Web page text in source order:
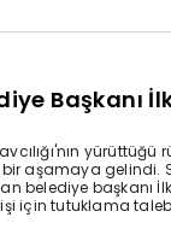
Başkanı
yürüttüğü
aşamaya gelindi.
belediye başkanı
için tutuklama